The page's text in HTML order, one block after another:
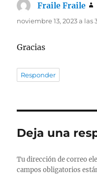
Fraile Fraile
noviembre 13, 2023 a las
Gracias
Responder
Deja una
Tu dirección de correo
campos obligatorios